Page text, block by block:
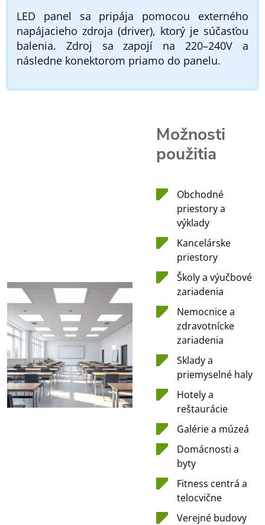
LED panel sa pripája pomocou externého
napájacieho zdroja (driver), ktorý je súčasťou
balenia. Zdroj sa zapojí na 220–240V a
následne konektorom priamo do panelu.
Možnosti
použitia
Obchodné
priestory a
výklady
Kancelárske
priestory
Školy a výučbové
zariadenia
Nemocnice a
zdravotnícke
zariadenia
Sklady a
priemyselné haly
Hotely a
reštaurácie
Galérie a múzeá
Domácnosti a
byty
Fitness centrá a
telocvične
Verejné budovy